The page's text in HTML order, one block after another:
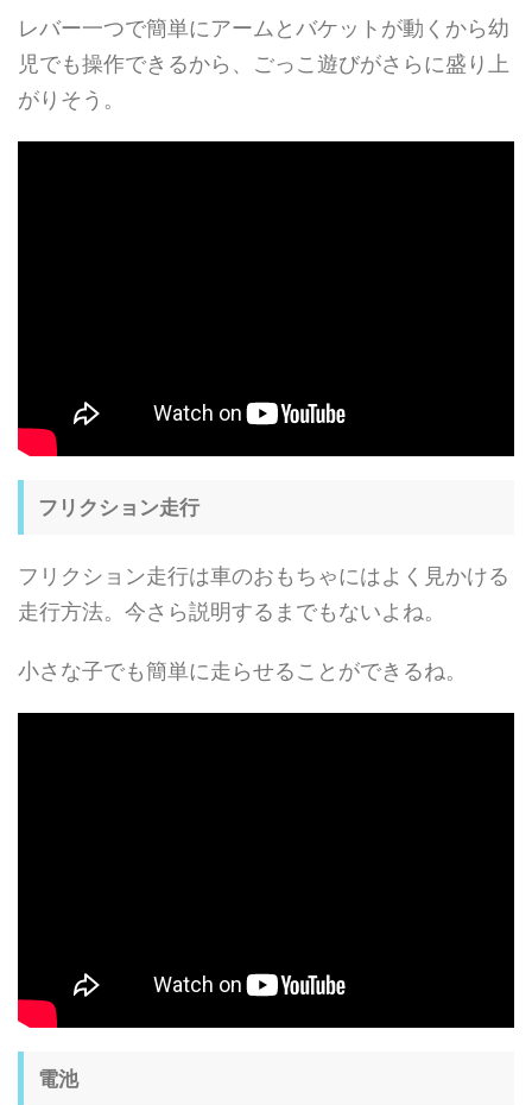
レバー一つで簡単にアームとバケットが動くから幼
児でも操作できるから、ごっこ遊びがさらに盛り上
がりそう。
フリクション走行
フリクション走行は車のおもちゃにはよく見かける
走行方法。今さら説明するまでもないよね。
小さな子でも簡単に走らせることができるね。
電池